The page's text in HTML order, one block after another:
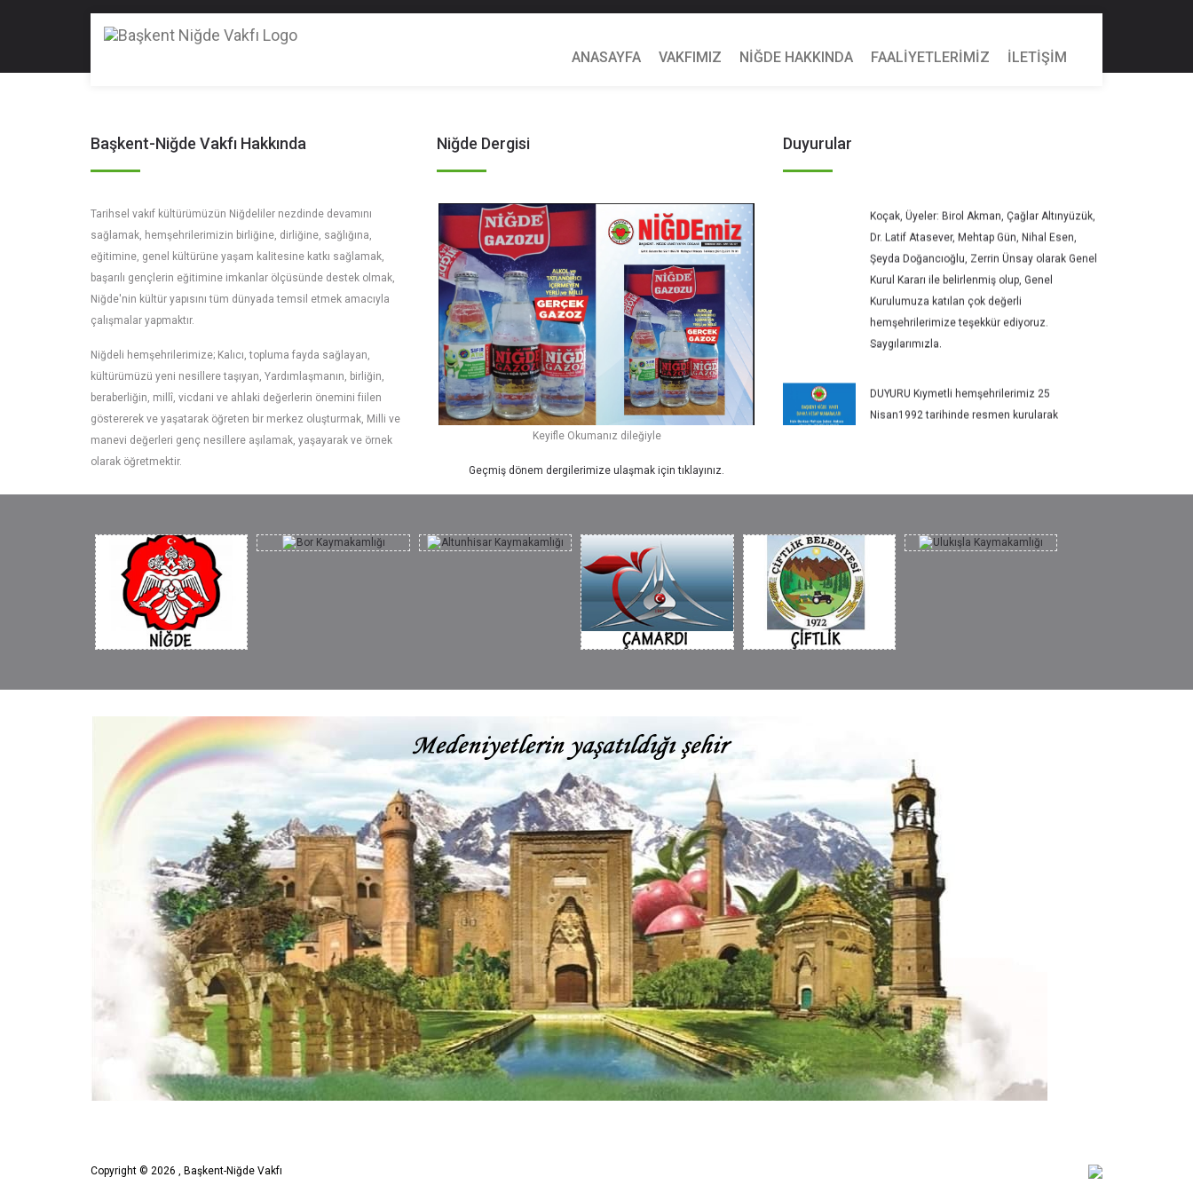
ANASAYFA VAKFIMIZ NİĞDE HAKKINDA FAALİYETLERİMİZ İLETİŞİM
Başkent-Niğde Vakfı Hakkında
Tarihsel vakıf kültürümüzün Niğdeliler nezdinde devamını
sağlamak, hemşehrilerimizin birliğine, dirliğine, sağlığına,
eğitimine, genel kültürüne yaşam kalitesine katkı sağlamak,
başarılı gençlerin eğitimine imkanlar ölçüsünde destek olmak,
Niğde'nin kültür yapısını tüm dünyada temsil etmek amacıyla
çalışmalar yapmaktır.
Niğdeli hemşehrilerimize; Kalıcı, topluma fayda sağlayan,
kültürümüzü yeni nesillere taşıyan, Yardımlaşmanın, birliğin,
beraberliğin, millî, vicdani ve ahlaki değerlerin önemini fiilen
göstererek ve yaşatarak öğreten bir merkez oluşturmak, Milli ve
manevi değerleri genç nesillere aşılamak, yaşayarak ve örnek
olarak öğretmektir.
Niğde Dergisi
Keyifle Okumanız dileğiyle
Geçmiş dönem dergilerimize ulaşmak için tıklayınız.
Duyurular
Dr. Latif Atasever, Mehtap Gün, Nihal Esen,
Şeyda Doğancıoğlu, Zerrin Ünsay olarak Genel
Kurul Kararı ile belirlenmiş olup, Genel
Kurulumuza katılan çok değerli
hemşehrilerimize teşekkür ediyoruz.
Saygılarımızla.
Nisan1992 tarihinde resmen kurularak
faaliyete geçen Başkent-Niğde Vakfı 25 Nisan
yardımın da bulunmuştur. Geçmişte olduğu gibi,
gelecekte de kapımızı her zaman
hemşehrilerimize açık tutabilmek için; fitre -
zekat ve oruç kefaretleriniz yanı sıra NİĞDEmiz
dergisi için yapacağınız bağışlarınızla daha çok
HESAP NUMARALARI Halk Bankası Maltepe
Şubesi Ankara Hesap No: 160 000 20 (0707)
IBAN: TR51 0001 2009 4070 0016 0000 20 T.C
Ziraat Bankası Tandoğan Şubesi Ankara Hesap
No: 34537777-5005(1282) IBAN: TR02 0001
0012 8234 5377 7750 05
18 Aralık Cumartesi günü Saat 13.00'da
Vakfımızda yapılacak olan (GMK Bulvarı 55/1
Maltepe-ANKARA) Prof. Dr. İbrahim TEKDEMİR'in
(Ankara Üniversitesi Tıp Fakültesi Öğretim
Üyesi) "Stresi Yönetmek ve Öfkemi Kontrol
Etmek İstiyorum" adlı konferansına
katılımlarınızı bekleriz.
Niğde eski Valisi Sn.Necmettin KILIÇ, Aksaray
Copyright © 2026 , Başkent-Niğde Vakfı